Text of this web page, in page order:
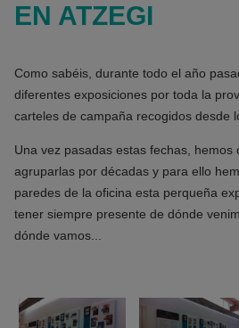
EN ATZEGI
Como sabéis, durante todo el año
diferentes exposiciones por toda la
carteles de campaña recogidos desde
Una vez pasadas estas fechas, hemos
agruparlas por décadas y para ello
paredes de la oficina esta perqueña
tener siempre presente de dónde
dónde vamos...